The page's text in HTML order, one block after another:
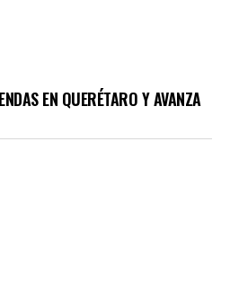
EN QUERÉTARO Y AVANZA